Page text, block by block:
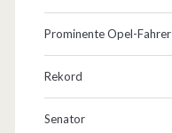
Prominente Opel-Fahrer
Rekord
Senator